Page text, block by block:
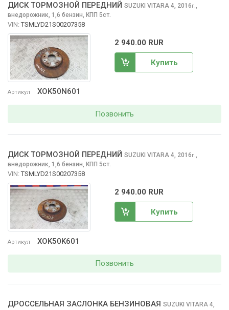
Артикул XOK50N601
ДИСК ТОРМОЗНОЙ ПЕРЕДНИЙ SUZUKI VITARA 4, 2016г.,
внедорожник, 1,6 бензин, КПП 5ст.
VIN: TSMLYD21S00207358
2 940.00 RUR
Купить
Позвонить
Артикул XOK50K601
ДИСК ТОРМОЗНОЙ ПЕРЕДНИЙ SUZUKI VITARA 4, 2016г.,
внедорожник, 1,6 бензин, КПП 5ст.
VIN: TSMLYD21S00207358
2 940.00 RUR
Купить
Позвонить
ДРОССЕЛЬНАЯ ЗАСЛОНКА БЕНЗИНОВАЯ SUZUKI VITARA 4,